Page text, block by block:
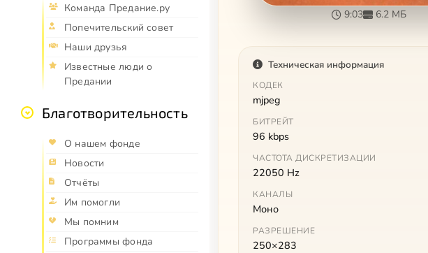
Команда Предание.ру
Попечительский совет
Наши друзья
Известные люди о
Предании
Благотворительность
О нашем фонде
Новости
Отчёты
Им помогли
Мы помним
Программы фонда
9:03 6.2 МБ
Техническая информация
КОДЕК
mjpeg
БИТРЕЙТ
96 kbps
ЧАСТОТА ДИСКРЕТИЗАЦИИ
22050 Hz
КАНАЛЫ
Моно
РАЗРЕШЕНИЕ
250×283